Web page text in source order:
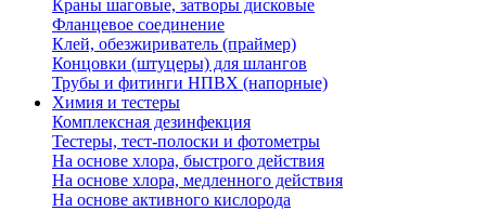
Краны шаговые, затворы дисковые
Фланцевое соединение
Клей, обезжириватель (праймер)
Концовки (штуцеры) для шлангов
Трубы и фитинги НПВХ (напорные)
Химия и тестеры
Комплексная дезинфекция
Тестеры, тест-полоски и фотометры
На основе хлора, быстрого действия
На основе хлора, медленного действия
На основе активного кислорода